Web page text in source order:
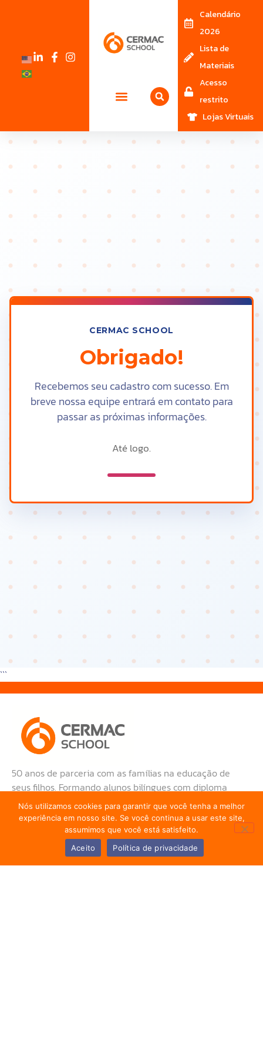
Calendário
2026
Lista de
Materiais
Acesso
restrito
Lojas Virtuais
CERMAC SCHOOL
Obrigado!
Recebemos seu cadastro com sucesso. Em
breve nossa equipe entrará em contato para
passar as próximas informações.
Até logo.
```
50 anos de parceria com as famílias na educação de
seus filhos. Formando alunos bilíngues com diploma
internacional.
Nós utilizamos cookies para garantir que você tenha a melhor
experiência em nosso site. Se você continua a usar este site,
assumimos que você está satisfeito.
Aceito
Política de privacidade